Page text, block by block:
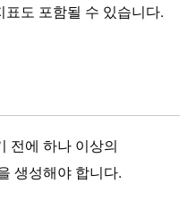
도 포함될 수 있습니다.
전에 하나 이상의
생성해야 합니다.